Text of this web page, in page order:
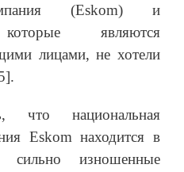
(Eskom) и
являются
лицами, не хотели
что национальная
Eskom находится в
сильно изношенные